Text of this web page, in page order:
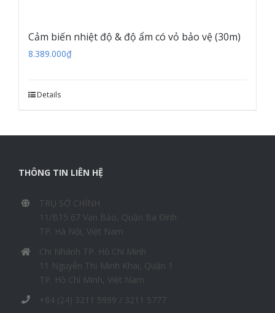
Cảm biến nhiệt độ & độ ẩm có vỏ bảo vệ (30m)
8.389.000₫
Details
THÔNG TIN LIÊN HỆ
TRỤ SỞ CHÍNH
11/B15 67 Vạn Bảo, Quận Ba Đình
TP. Hà Nội, Việt Nam
Chi Nhánh TP. Hồ Chí Minh
11 Nguyễn Thị Minh Khai, Quận 1
TP. Hồ Chí Minh, Việt Nam
+84 (24) 3211 5999 / 3211 5777